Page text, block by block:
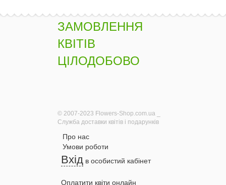
ЗАМОВЛЕННЯ
КВІТІВ
ЦІЛОДОБОВО
© 2007-2023 Flowers-Shop.com.ua _
Служба доставки квітів і подарунків
Про нас
Умови роботи
Вхід в особистий кабінет
Оплатити квіти онлайн